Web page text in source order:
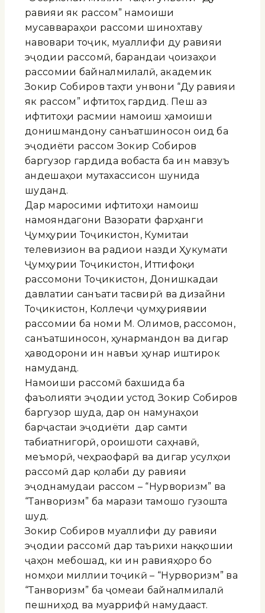
равияи як рассом” намоиши
мусаввараҳои рассоми шинохтаву
навовари тоҷик, муаллифи ду равияи
эҷодии рассомӣ, барандаи ҷоизаҳои
рассомии байналмилалӣ, академик
Зокир Собиров таҳти унвони “Ду равияи
як рассом” ифтитоҳ гардид. Пеш аз
ифтитоҳи расмии намоиш ҳамоиши
донишмандону санъатшиносон оид ба
эҷодиёти рассом Зокир Собиров
баргузор гардида вобаста ба ин мавзуъ
андешаҳои мутахассисон шунида
шуданд.
Дар маросими ифтитоҳи намоиш
намояндагони Вазорати фарҳанги
Ҷумҳурии Тоҷикистон, Кумитаи
телевизион ва радиои назди Ҳукумати
Ҷумҳурии Тоҷикистон, Иттифоқи
рассомони Тоҷикистон, Донишкадаи
давлатии санъати тасвирӣ ва дизайни
Тоҷикистон, Коллеҷи ҷумҳуриявии
рассомии ба номи М. Олимов, рассомон,
санъатшиносон, ҳунармандон ва дигар
ҳаводорони ин навъи ҳунар иштирок
намуданд.
Намоиши рассомӣ бахшида ба
фаъолияти эҷодии устод Зокир Собиров
баргузор шуда, дар он намунаҳои
барҷастаи эҷодиёти ӯ дар самти
табиатнигорӣ, ороишоти саҳнавӣ,
меъморӣ, чеҳраофарӣ ва дигар усулҳои
рассомӣ дар қолаби ду равияи
эҷоднамудаи рассом – “Нурворизм” ва
“Танворизм” ба марази тамошо гузошта
шуд.
Зокир Собиров муаллифи ду равияи
эҷодии рассомӣ дар таърихи наққошии
ҷаҳон мебошад, ки ин равияҳоро бо
номҳои миллии тоҷикӣ – “Нурворизм” ва
“Танворизм” ба ҷомеаи байналмилалӣ
пешниҳод ва муаррифӣ намудааст.